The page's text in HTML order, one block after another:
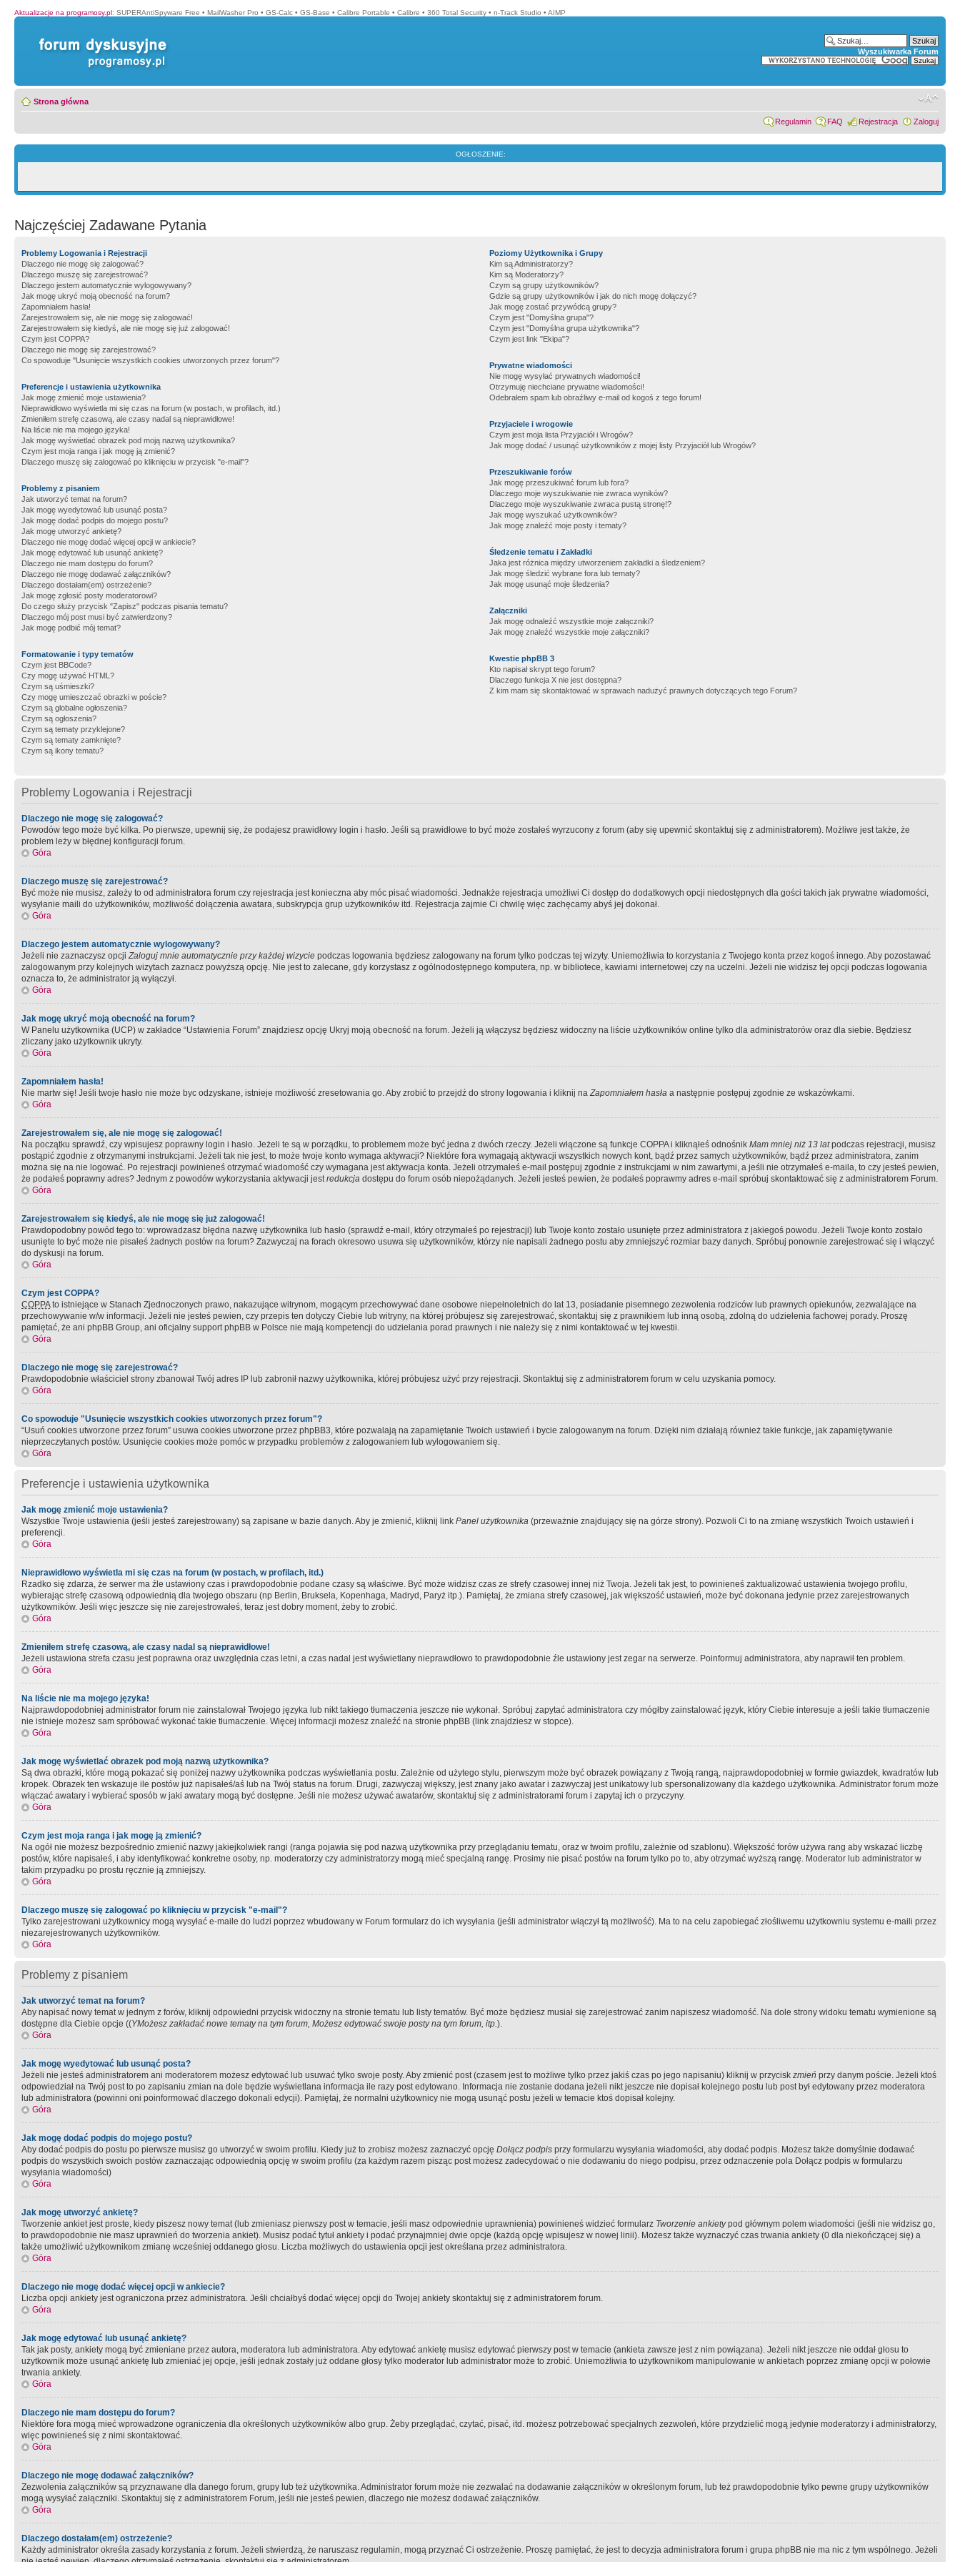
Aktualizacje na programosy.pl: SUPERAntiSpyware Free • MailWasher Pro • GS-Calc • GS-Base • Calibre Portable • Calibre • 360 Total Security • n-Track Studio • AIMP
Wyszukiwarka Forum
Strona główna
Regulamin FAQ Rejestracja Zaloguj
OGŁOSZENIE:
Najczęściej Zadawane Pytania
Problemy Logowania i Rejestracji
Dlaczego nie mogę się zalogować?
Dlaczego muszę się zarejestrować?
Dlaczego jestem automatycznie wylogowywany?
Jak mogę ukryć moją obecność na forum?
Zapomniałem hasła!
Zarejestrowałem się, ale nie mogę się zalogować!
Zarejestrowałem się kiedyś, ale nie mogę się już zalogować!
Czym jest COPPA?
Dlaczego nie mogę się zarejestrować?
Co spowoduje "Usunięcie wszystkich cookies utworzonych przez forum"?
Preferencje i ustawienia użytkownika
Jak mogę zmienić moje ustawienia?
Nieprawidłowo wyświetla mi się czas na forum (w postach, w profilach, itd.)
Zmieniłem strefę czasową, ale czasy nadal są nieprawidłowe!
Na liście nie ma mojego języka!
Jak mogę wyświetlać obrazek pod moją nazwą użytkownika?
Czym jest moja ranga i jak mogę ją zmienić?
Dlaczego muszę się zalogować po kliknięciu w przycisk "e-mail"?
Problemy z pisaniem
Jak utworzyć temat na forum?
Jak mogę wyedytować lub usunąć posta?
Jak mogę dodać podpis do mojego postu?
Jak mogę utworzyć ankietę?
Dlaczego nie mogę dodać więcej opcji w ankiecie?
Jak mogę edytować lub usunąć ankietę?
Dlaczego nie mam dostępu do forum?
Dlaczego nie mogę dodawać załączników?
Dlaczego dostałam(em) ostrzeżenie?
Jak mogę zgłosić posty moderatorowi?
Do czego służy przycisk "Zapisz" podczas pisania tematu?
Dlaczego mój post musi być zatwierdzony?
Jak mogę podbić mój temat?
Formatowanie i typy tematów
Czym jest BBCode?
Czy mogę używać HTML?
Czym są uśmieszki?
Czy mogę umieszczać obrazki w poście?
Czym są globalne ogłoszenia?
Czym są ogłoszenia?
Czym są tematy przyklejone?
Czym są tematy zamknięte?
Czym są ikony tematu?
Poziomy Użytkownika i Grupy
Kim są Administratorzy?
Kim są Moderatorzy?
Czym są grupy użytkowników?
Gdzie są grupy użytkowników i jak do nich mogę dołączyć?
Jak mogę zostać przywódcą grupy?
Czym jest "Domyślna grupa"?
Czym jest "Domyślna grupa użytkownika"?
Czym jest link "Ekipa"?
Prywatne wiadomości
Nie mogę wysyłać prywatnych wiadomości!
Otrzymuję niechciane prywatne wiadomości!
Odebrałem spam lub obraźliwy e-mail od kogoś z tego forum!
Przyjaciele i wrogowie
Czym jest moja lista Przyjaciół i Wrogów?
Jak mogę dodać / usunąć użytkowników z mojej listy Przyjaciół lub Wrogów?
Przeszukiwanie forów
Jak mogę przeszukiwać forum lub fora?
Dlaczego moje wyszukiwanie nie zwraca wyników?
Dlaczego moje wyszukiwanie zwraca pustą stronę!?
Jak mogę wyszukać użytkowników?
Jak mogę znaleźć moje posty i tematy?
Śledzenie tematu i Zakładki
Jaka jest różnica między utworzeniem zakładki a śledzeniem?
Jak mogę śledzić wybrane fora lub tematy?
Jak mogę usunąć moje śledzenia?
Załączniki
Jak mogę odnaleźć wszystkie moje załączniki?
Jak mogę znaleźć wszystkie moje załączniki?
Kwestie phpBB 3
Kto napisał skrypt tego forum?
Dlaczego funkcja X nie jest dostępna?
Z kim mam się skontaktować w sprawach nadużyć prawnych dotyczących tego Forum?
Problemy Logowania i Rejestracji
Dlaczego nie mogę się zalogować?
Powodów tego może być kilka. Po pierwsze, upewnij się, że podajesz prawidłowy login i hasło. Jeśli są prawidłowe to być może zostałeś wyrzucony z forum (aby się upewnić skontaktuj się z administratorem). Możliwe jest także, że
problem leży w błędnej konfiguracji forum.
Góra
Dlaczego muszę się zarejestrować?
Być może nie musisz, zależy to od administratora forum czy rejestracja jest konieczna aby móc pisać wiadomości. Jednakże rejestracja umożliwi Ci dostęp do dodatkowych opcji niedostępnych dla gości takich jak prywatne wiadomości,
wysyłanie maili do użytkowników, możliwość dołączenia awatara, subskrypcja grup użytkowników itd. Rejestracja zajmie Ci chwilę więc zachęcamy abyś jej dokonał.
Góra
Dlaczego jestem automatycznie wylogowywany?
Jeżeli nie zaznaczysz opcjiZaloguj mnie automatycznie przy każdej wizycie podczas logowania będziesz zalogowany na forum tylko podczas tej wizyty. Uniemożliwia to korzystania z Twojego konta przez kogoś innego. Aby pozostawać
zalogowanym przy kolejnych wizytach zaznacz powyższą opcję. Nie jest to zalecane, gdy korzystasz z ogólnodostępnego komputera, np. w bibliotece, kawiarni internetowej czy na uczelni. Jeżeli nie widzisz tej opcji podczas logowania
oznacza to, że administrator ją wyłączył.
Góra
Jak mogę ukryć moją obecność na forum?
W Panelu użytkownika (UCP) w zakładce “Ustawienia Forum” znajdziesz opcję Ukryj moją obecność na forum. Jeżeli ją włączysz będziesz widoczny na liście użytkowników online tylko dla administratorów oraz dla siebie. Będziesz
zliczany jako użytkownik ukryty.
Góra
Zapomniałem hasła!
Nie martw się! Jeśli twoje hasło nie może byc odzyskane, istnieje możliwość zresetowania go. Aby zrobić to przejdź do strony logowania i kliknij naZapomniałem hasła a następnie postępuj zgodnie ze wskazówkami.
Góra
Zarejestrowałem się, ale nie mogę się zalogować!
Na początku sprawdź, czy wpisujesz poprawny login i hasło. Jeżeli te są w porządku, to problemem może być jedna z dwóch rzeczy. Jeżeli włączone są funkcje COPPA i kliknąłeś odnośnik Mam mniej niż 13 latpodczas rejestracji, musisz
postąpić zgodnie z otrzymanymi instrukcjami. Jeżeli tak nie jest, to może twoje konto wymaga aktywacji? Niektóre fora wymagają aktywacji wszystkich nowych kont, bądź przez samych użytkowników, bądź przez administratora, zanim
można się na nie logować. Po rejestracji powinieneś otrzymać wiadomość czy wymagana jest aktywacja konta. Jeżeli otrzymałeś e-mail postępuj zgodnie z instrukcjami w nim zawartymi, a jeśli nie otrzymałeś e-maila, to czy jesteś pewien,
że podałeś poprawny adres? Jednym z powodów wykorzystania aktywacji jestredukcja dostępu do forum osób niepożądanych. Jeżeli jesteś pewien, że podałeś poprawmy adres e-mail spróbuj skontaktować się z administratorem Forum.
Góra
Zarejestrowałem się kiedyś, ale nie mogę się już zalogować!
Prawdopodobny powód tego to: wprowadzasz błędna nazwę użytkownika lub hasło (sprawdź e-mail, który otrzymałeś po rejestracji) lub Twoje konto zostało usunięte przez administratora z jakiegoś powodu. Jeżeli Twoje konto zostało
usunięte to być może nie pisałeś żadnych postów na forum? Zazwyczaj na forach okresowo usuwa się użytkowników, którzy nie napisali żadnego postu aby zmniejszyć rozmiar bazy danych. Spróbuj ponownie zarejestrować się i włączyć
do dyskusji na forum.
Góra
Czym jest COPPA?
COPPAto istniejące w Stanach Zjednoczonych prawo, nakazujące witrynom, mogącym przechowywać dane osobowe niepełnoletnich do lat 13, posiadanie pisemnego zezwolenia rodziców lub prawnych opiekunów, zezwalające na
przechowywanie w/w informacji. Jeżeli nie jesteś pewien, czy przepis ten dotyczy Ciebie lub witryny, na której próbujesz się zarejestrować, skontaktuj się z prawnikiem lub inną osobą, zdolną do udzielenia fachowej porady. Proszę
pamiętać, że ani phpBB Group, ani oficjalny support phpBB w Polsce nie mają kompetencji do udzielania porad prawnych i nie należy się z nimi kontaktować w tej kwestii.
Góra
Dlaczego nie mogę się zarejestrować?
Prawdopodobnie właściciel strony zbanował Twój adres IP lub zabronił nazwy użytkownika, której próbujesz użyć przy rejestracji. Skontaktuj się z administratorem forum w celu uzyskania pomocy.
Góra
Co spowoduje "Usunięcie wszystkich cookies utworzonych przez forum"?
“Usuń cookies utworzone przez forum” usuwa cookies utworzone przez phpBB3, które pozwalają na zapamiętanie Twoich ustawień i bycie zalogowanym na forum. Dzięki nim działają również takie funkcje, jak zapamiętywanie
nieprzeczytanych postów. Usunięcie cookies może pomóc w przypadku problemów z zalogowaniem lub wylogowaniem się.
Góra
Preferencje i ustawienia użytkownika
Jak mogę zmienić moje ustawienia?
Wszystkie Twoje ustawienia (jeśli jesteś zarejestrowany) są zapisane w bazie danych. Aby je zmienić, kliknij link Panel użytkownika (przeważnie znajdujący się na górze strony). Pozwoli Ci to na zmianę wszystkich Twoich ustawień i
preferencji.
Góra
Nieprawidłowo wyświetla mi się czas na forum (w postach, w profilach, itd.)
Rzadko się zdarza, że serwer ma źle ustawiony czas i prawdopodobnie podane czasy są właściwe. Być może widzisz czas ze strefy czasowej innej niż Twoja. Jeżeli tak jest, to powinieneś zaktualizować ustawienia twojego profilu,
wybierając strefę czasową odpowiednią dla twojego obszaru (np Berlin, Bruksela, Kopenhaga, Madryd, Paryż itp.). Pamiętaj, że zmiana strefy czasowej, jak większość ustawień, może być dokonana jedynie przez zarejestrowanych
użytkowników. Jeśli więc jeszcze się nie zarejestrowałeś, teraz jest dobry moment, żeby to zrobić.
Góra
Zmieniłem strefę czasową, ale czasy nadal są nieprawidłowe!
Jeżeli ustawiona strefa czasu jest poprawna oraz uwzględnia czas letni, a czas nadal jest wyświetlany nieprawdłowo to prawdopodobnie źle ustawiony jest zegar na serwerze. Poinformuj administratora, aby naprawił ten problem.
Góra
Na liście nie ma mojego języka!
Najprawdopodobniej administrator forum nie zainstalował Twojego języka lub nikt takiego tłumaczenia jeszcze nie wykonał. Spróbuj zapytać administratora czy mógłby zainstalować język, który Ciebie interesuje a jeśli takie tłumaczenie
nie istnieje możesz sam spróbować wykonać takie tłumaczenie. Więcej informacji możesz znaleźć na stronie phpBB (link znajdziesz w stopce).
Góra
Jak mogę wyświetlać obrazek pod moją nazwą użytkownika?
Są dwa obrazki, które mogą pokazać się poniżej nazwy użytkownika podczas wyświetlania postu. Zależnie od użytego stylu, pierwszym może być obrazek powiązany z Twoją rangą, najprawdopodobniej w formie gwiazdek, kwadratów lub
kropek. Obrazek ten wskazuje ile postów już napisałeś/aś lub na Twój status na forum. Drugi, zazwyczaj większy, jest znany jako awatar i zazwyczaj jest unikatowy lub spersonalizowany dla każdego użytkownika. Administrator forum może
włączać awatary i wybierać sposób w jaki awatary mogą być dostępne. Jeśli nie możesz używać awatarów, skontaktuj się z administratorami forum i zapytaj ich o przyczyny.
Góra
Czym jest moja ranga i jak mogę ją zmienić?
Na ogół nie możesz bezpośrednio zmienić nazwy jakiejkolwiek rangi (ranga pojawia się pod nazwą użytkownika przy przeglądaniu tematu, oraz w twoim profilu, zależnie od szablonu). Większość forów używa rang aby wskazać liczbę
postów, które napisałeś, i aby identyfikować konkretne osoby, np. moderatorzy czy administratorzy mogą mieć specjalną rangę. Prosimy nie pisać postów na forum tylko po to, aby otrzymać wyższą rangę. Moderator lub administrator w
takim przypadku po prostu ręcznie ją zmniejszy.
Góra
Dlaczego muszę się zalogować po kliknięciu w przycisk "e-mail"?
Tylko zarejestrowani użytkownicy mogą wysyłać e-maile do ludzi poprzez wbudowany w Forum formularz do ich wysyłania (jeśli administrator włączył tą możliwość). Ma to na celu zapobiegać złośliwemu użytkowniu systemu e-maili przez
niezarejestrowanych użytkowników.
Góra
Problemy z pisaniem
Jak utworzyć temat na forum?
Aby napisać nowy temat w jednym z forów, kliknij odpowiedni przycisk widoczny na stronie tematu lub listy tematów. Być może będziesz musiał się zarejestrować zanim napiszesz wiadomość. Na dole strony widoku tematu wymienione są
dostępne dla Ciebie opcje ((YMożesz zakładać nowe tematy na tym forum, Możesz edytować swoje posty na tym forum, itp.).
Góra
Jak mogę wyedytować lub usunąć posta?
Jeżeli nie jesteś administratorem ani moderatorem możesz edytować lub usuwać tylko swoje posty. Aby zmienić post (czasem jest to możliwe tylko przez jakiś czas po jego napisaniu) kliknij w przycisk zmień przy danym poście. Jeżeli ktoś
odpowiedział na Twój post to po zapisaniu zmian na dole będzie wyświetlana informacja ile razy post edytowano. Informacja nie zostanie dodana jeżeli nikt jeszcze nie dopisał kolejnego postu lub post był edytowany przez moderatora
lub administratora (powinni oni poinformować dlaczego dokonali edycji). Pamiętaj, że normalni użytkownicy nie mogą usunąć postu jeżeli w temacie ktoś dopisał kolejny.
Góra
Jak mogę dodać podpis do mojego postu?
Aby dodać podpis do postu po pierwsze musisz go utworzyć w swoim profilu. Kiedy już to zrobisz możesz zaznaczyć opcję Dołącz podpis przy formularzu wysyłania wiadomości, aby dodać podpis. Możesz także domyślnie dodawać
podpis do wszystkich swoich postów zaznaczając odpowiednią opcję w swoim profilu (za każdym razem pisząc post możesz zadecydować o nie dodawaniu do niego podpisu, przez odznaczenie pola Dołącz podpis w formularzu
wysyłania wiadomości)
Góra
Jak mogę utworzyć ankietę?
Tworzenie ankiet jest proste, kiedy piszesz nowy temat (lub zmieniasz pierwszy post w temacie, jeśli masz odpowiednie uprawnienia) powinieneś widzieć formularz Tworzenie ankietypod głównym polem wiadomości (jeśli nie widzisz go,
to prawdopodobnie nie masz uprawnień do tworzenia ankiet). Musisz podać tytuł ankiety i podać przynajmniej dwie opcje (każdą opcję wpisujesz w nowej linii). Możesz także wyznaczyć czas trwania ankiety (0 dla niekończącej się) a
także umożliwić użytkownikom zmianę wcześniej oddanego głosu. Liczba możliwych do ustawienia opcji jest określana przez administratora.
Góra
Dlaczego nie mogę dodać więcej opcji w ankiecie?
Liczba opcji ankiety jest ograniczona przez administratora. Jeśli chciałbyś dodać więcej opcji do Twojej ankiety skontaktuj się z administratorem forum.
Góra
Jak mogę edytować lub usunąć ankietę?
Tak jak posty, ankiety mogą być zmieniane przez autora, moderatora lub administratora. Aby edytować ankietę musisz edytować pierwszy post w temacie (ankieta zawsze jest z nim powiązana). Jeżeli nikt jeszcze nie oddał głosu to
użytkownik może usunąć ankietę lub zmieniać jej opcje, jeśli jednak zostały już oddane głosy tylko moderator lub administrator może to zrobić. Uniemożliwia to użytkownikom manipulowanie w ankietach poprzez zmianę opcji w połowie
trwania ankiety.
Góra
Dlaczego nie mam dostępu do forum?
Niektóre fora mogą mieć wprowadzone ograniczenia dla określonych użytkowników albo grup. Żeby przeglądać, czytać, pisać, itd. możesz potrzebować specjalnych zezwoleń, które przydzielić mogą jedynie moderatorzy i administratorzy,
więc powinieneś się z nimi skontaktować.
Góra
Dlaczego nie mogę dodawać załączników?
Zezwolenia załączników są przyznawane dla danego forum, grupy lub też użytkownika. Administrator forum może nie zezwalać na dodawanie załączników w określonym forum, lub też prawdopodobnie tylko pewne grupy użytkowników
mogą wysyłać załączniki. Skontaktuj się z administratorem Forum, jeśli nie jesteś pewien, dlaczego nie możesz dodawać załączników.
Góra
Dlaczego dostałam(em) ostrzeżenie?
Każdy administrator określa zasady korzystania z forum. Jeżeli stwierdzą, że naruszasz regulamin, mogą przyznać Ci ostrzeżenie. Proszę pamiętać, że jest to decyzja administratora forum i grupa phpBB nie ma nic z tym wspólnego. Jeżeli